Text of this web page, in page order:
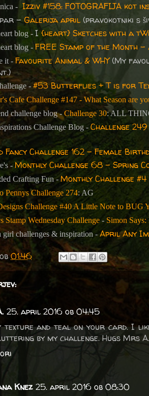
- Izziv #158: FOTOGRAFIJA kot
par -Galerija april (pravokotniki s
blog - I {heart} Sketches with a
blog - FREE Stamp of the Month
it - Favourite Animal & WHY(My
- #53 Butterflies + T is for
Cafe Challenge #147 - What Season are
challenge blog -Challenge 30: ALL
Challenge Blog - Challenge
Fancy Challenge 162 - Female
- Monthly Challenge 68 - Spring
Crafting Fun -Monthly Challenge
Pennys Challenge 274: AG
Challenge #40 A Little Note to BUG
Stamp Wednesday Challenge - Simon
girl challenges & inspiration - April Any
ob01:46
25. april 2016 ob 04:45
texture and teal on your card. I
by my challenge. Hugs Mrs A.
Knez 25. april 2016 ob 08:30